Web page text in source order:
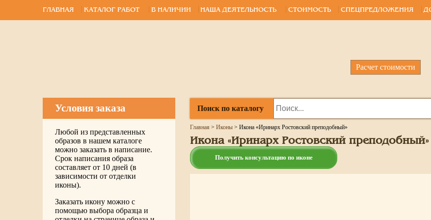
ГЛАВНАЯ КАТАЛОГ РАБОТ В НАЛИЧИИ НАША ДЕЯТЕЛЬНОСТЬ СТОИМОСТЬ СПЕЦПРЕДЛОЖЕНИЯ
Расчет стоимости
Условия заказа
Любой из представленных
образов в нашем каталоге
можно заказать в написание.
Срок написания образа
составляет от 10 дней (в
зависимости от отделки
иконы).
Заказать икону можно с
помощью выбора образца и
Поиск по каталогу
Главная > Иконы > Икона «Иринарх Ростовский преподобный»
Икона «Иринарх Ростовский преподобный»
Получить консультацию по иконе